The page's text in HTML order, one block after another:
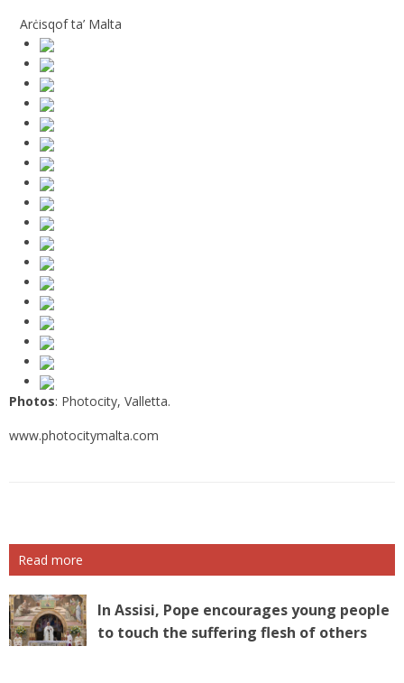
Arċisqof ta’ Malta
Photos: Photocity, Valletta.
www.photocitymalta.com
Read more
In Assisi, Pope encourages young people
to touch the suffering flesh of others